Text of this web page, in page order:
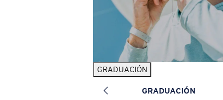
GRADUACIÓN
GRADUACIÓN